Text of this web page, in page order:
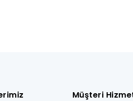
Müşteri